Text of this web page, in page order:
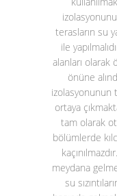
terasların su
ile
alanları olarak
önüne
izolasyonunun
ortaya
tam olarak
bölümlerde
meydana
su